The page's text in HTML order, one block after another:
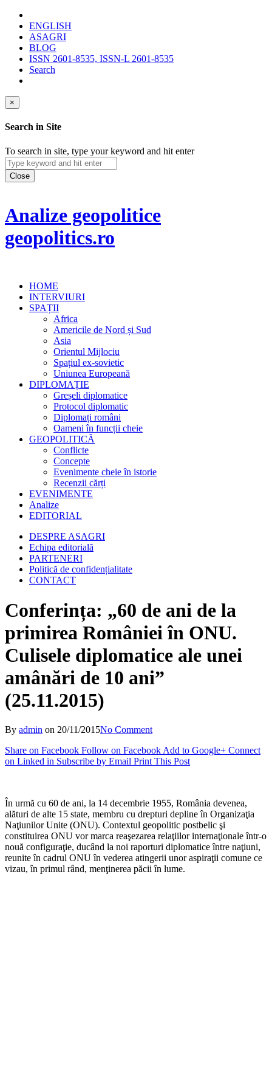
ENGLISH
ASAGRI
BLOG
ISSN 2601-8535, ISSN-L 2601-8535
Search
×
Search in Site
To search in site, type your keyword and hit enter
Close
Analize geopolitice
geopolitics.ro
HOME
INTERVIURI
SPAȚII
Africa
Americile de Nord și Sud
Asia
Orientul Mijlociu
Spațiul ex-sovietic
Uniunea Europeană
DIPLOMAȚIE
Greșeli diplomatice
Protocol diplomatic
Diplomați români
Oameni în funcții cheie
GEOPOLITICĂ
Conflicte
Concepte
Evenimente cheie în istorie
Recenzii cărți
EVENIMENTE
Analize
EDITORIAL
DESPRE ASAGRI
Echipa editorială
PARTENERI
Politică de confidențialitate
CONTACT
Conferința: „60 de ani de la
primirea României în ONU.
Culisele diplomatice ale unei
amânări de 10 ani”
(25.11.2015)
By admin on 20/11/2015No Comment
Share on Facebook Follow on Facebook Add to Google+ Connect
on Linked in Subscribe by Email Print This Post
În urmă cu 60 de ani, la 14 decembrie 1955, România devenea,
alături de alte 15 state, membru cu drepturi depline în Organizaţia
Naţiunilor Unite (ONU). Contextul geopolitic postbelic şi
constituirea ONU vor marca reaşezarea relaţiilor internaţionale într-o
nouă configuraţie, ducând la noi raporturi diplomatice între naţiuni,
reunite în cadrul ONU în vederea atingerii unor aspiraţii comune ce
vizau, în primul rând, menţinerea păcii în lume.